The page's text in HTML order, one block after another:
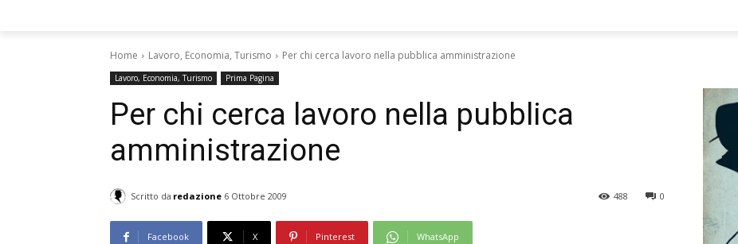
Home Lavoro, Economia, Turismo Per chi cerca lavoro nella pubblica amministrazione
Lavoro, Economia, Turismo Prima Pagina
Per chi cerca lavoro nella pubblica
amministrazione
Scritto da redazione 6 Ottobre 2009 0
488
Facebook X Pinterest WhatsApp